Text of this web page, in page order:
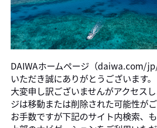
DAIWAホームページ（daiwa.com/
いただき誠にありがとうございます。
大変申し訳ございませんがアクセス
ジは移動または削除された可能性がご
お手数ですが下記のサイト内検索、